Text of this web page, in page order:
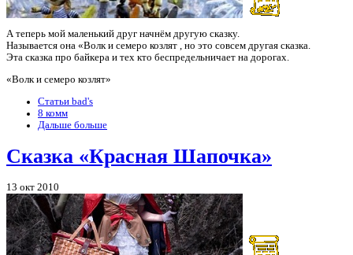
А теперь мой маленький друг начнём другую сказку.
Называется она «Волк и семеро козлят , но это совсем другая сказка.
Эта сказка про байкера и тех кто беспредельничает на дорогах.
«Волк и семеро козлят»
Статьи bad's
8 комм
Дальше больше
Сказка «Красная Шапочка»
13 окт 2010